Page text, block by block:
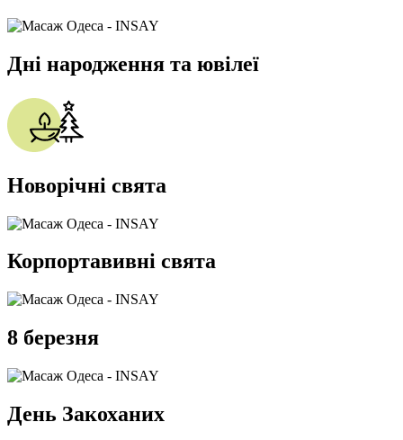
Дні народження та ювілеї
Новорічні свята
Корпортавивні свята
8 березня
День Закоханих